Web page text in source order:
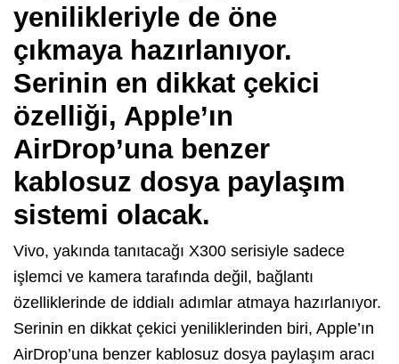
yenilikleriyle de öne
çıkmaya hazırlanıyor.
Serinin en dikkat çekici
özelliği, Apple’ın
AirDrop’una benzer
kablosuz dosya paylaşım
sistemi olacak.
Vivo, yakında tanıtacağı X300 serisiyle sadece
işlemci ve kamera tarafında değil, bağlantı
özelliklerinde de iddialı adımlar atmaya hazırlanıyor.
Serinin en dikkat çekici yeniliklerinden biri, Apple’ın
AirDrop’una benzer kablosuz dosya paylaşım aracı